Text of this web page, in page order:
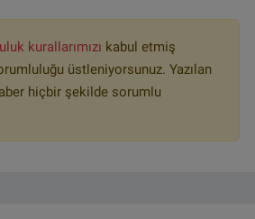
kurallarımızı kabul etmiş
üstleniyorsunuz. Yazılan
hiçbir şekilde sorumlu